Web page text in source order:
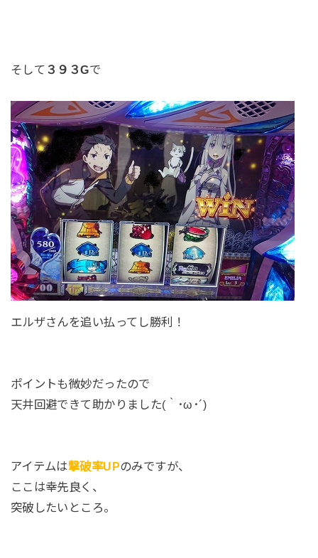
そして ３９３Gで
エルザさんを追い払ってし勝利！
ポイントも微妙だったので
天井回避できて助かりました(｀･ω･´)
アイテムは撃破率UPのみですが、
ここは幸先良く、
突破したいところ。